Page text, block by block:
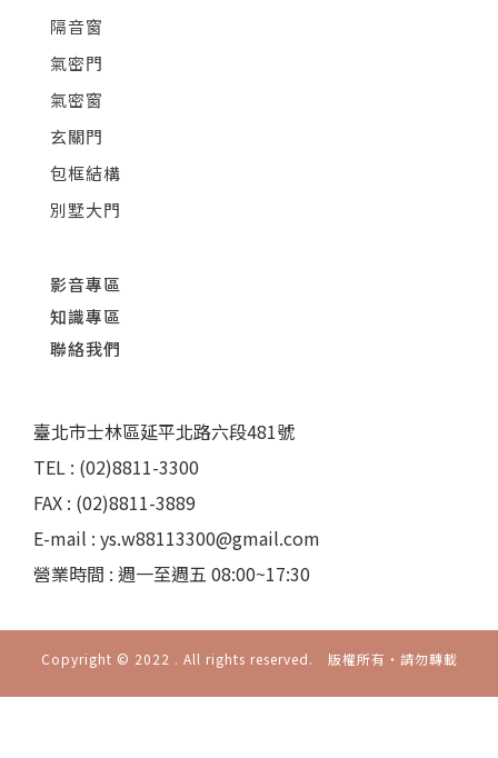
隔音窗
氣密門
氣密窗
玄關門
包框結構
別墅大門
影音專區
知識專區
聯絡我們
臺北市士林區延平北路六段481號
TEL : (02)8811-3300
FAX : (02)8811-3889
E-mail : ys.w88113300@gmail.com
營業時間 : 週一至週五 08:00~17:30
Copyright © 2022 . All rights reserved. 版權所有‧請勿轉載